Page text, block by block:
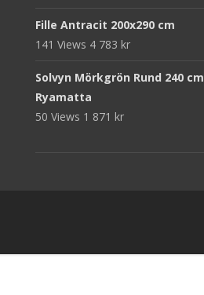
Fille Antracit 200x290 cm
141 Views 4 783 kr
Solvyn Mörkgrön Rund 240 cm
Ryamatta
50 Views 1 871 kr